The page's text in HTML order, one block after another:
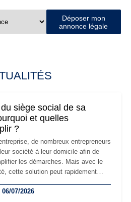
Déposer mon
annonce légale
siège social de sa
et quelles
?
de nombreux entrepreneurs
société à leur domicile afin de
les démarches. Mais avec le
cette solution peut rapidement
image de marque… Le
06/07/2026